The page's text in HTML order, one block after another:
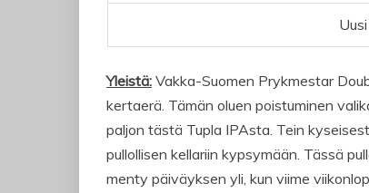
Yleistä: Vakka-Suomen Prykmestar
kertaerä. Tämän oluen poistuminen
paljon tästä Tupla IPAsta. Tein
pullollisen kellariin kypsymään. Tässä
menty päiväyksen yli, kun viime